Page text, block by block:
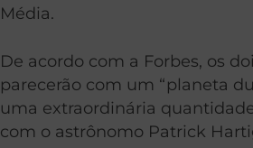
Média.
De acordo com a Forbes, os
parecerão com um “planeta
uma extraordinária
com o astrônomo Patrick